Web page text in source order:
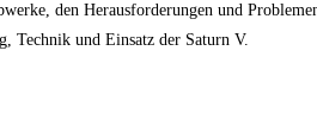
den Herausforderungen und
Technik und Einsatz der Saturn V.